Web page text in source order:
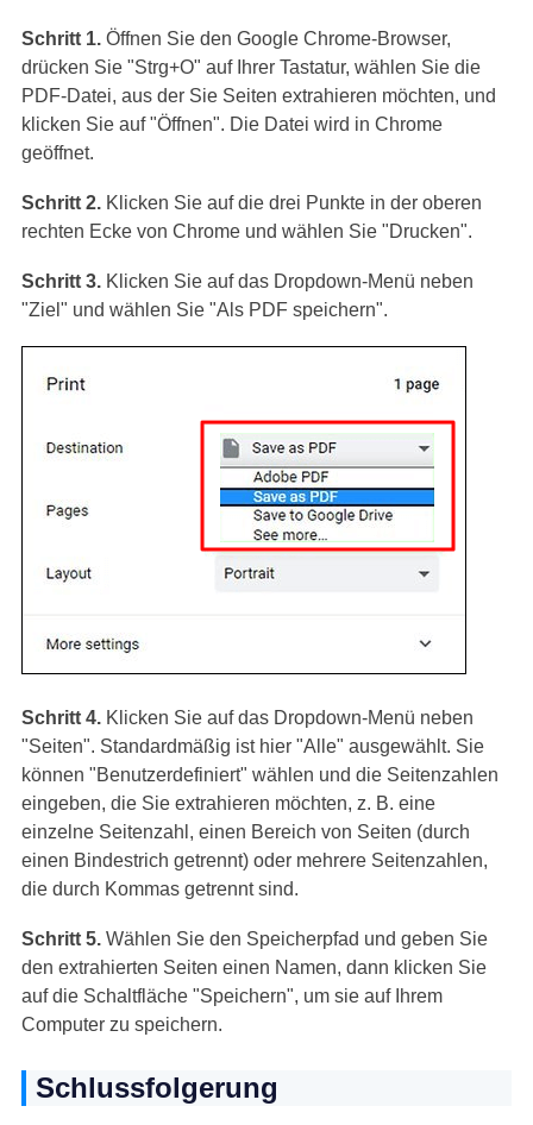
Schritt 1.Öffnen Sie den Google Chrome-Browser,
drücken Sie "Strg+O" auf Ihrer Tastatur, wählen Sie die
PDF-Datei, aus der Sie Seiten extrahieren möchten, und
klicken Sie auf "Öffnen". Die Datei wird in Chrome
geöffnet.
Schritt 2.Klicken Sie auf die drei Punkte in der oberen
rechten Ecke von Chrome und wählen Sie "Drucken".
Schritt 3.Klicken Sie auf das Dropdown-Menü neben
"Ziel" und wählen Sie "Als PDF speichern".
Schritt 4.Klicken Sie auf das Dropdown-Menü neben
"Seiten". Standardmäßig ist hier "Alle" ausgewählt. Sie
können "Benutzerdefiniert" wählen und die Seitenzahlen
eingeben, die Sie extrahieren möchten, z. B. eine
einzelne Seitenzahl, einen Bereich von Seiten (durch
einen Bindestrich getrennt) oder mehrere Seitenzahlen,
die durch Kommas getrennt sind.
Schritt 5.Wählen Sie den Speicherpfad und geben Sie
den extrahierten Seiten einen Namen, dann klicken Sie
auf die Schaltfläche "Speichern", um sie auf Ihrem
Computer zu speichern.
Schlussfolgerung